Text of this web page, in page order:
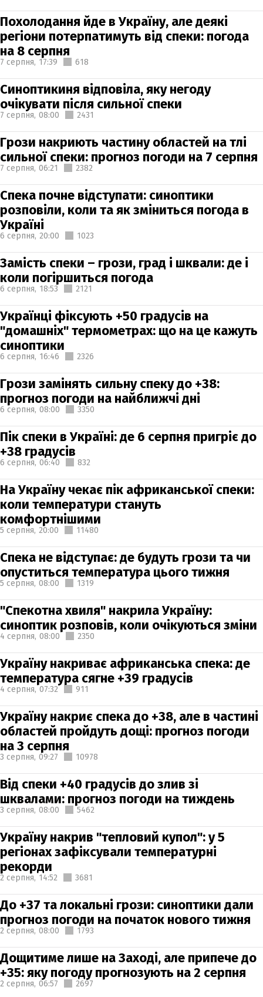
Похолодання йде в Україну, але деякі
регіони потерпатимуть від спеки: погода
на 8 серпня
7 серпня, 17:39 618
Синоптикиня відповіла, яку негоду
очікувати після сильної спеки
7 серпня, 08:00 2431
Грози накриють частину областей на тлі
сильної спеки: прогноз погоди на 7 серпня
7 серпня, 06:21 2382
Спека почне відступати: синоптики
розповіли, коли та як зміниться погода в
Україні
6 серпня, 20:00 1023
Замість спеки – грози, град і шквали: де і
коли погіршиться погода
6 серпня, 18:53 2121
Українці фіксують +50 градусів на
"домашніх" термометрах: що на це кажуть
синоптики
6 серпня, 16:46 2326
Грози замінять сильну спеку до +38:
прогноз погоди на найближчі дні
6 серпня, 08:00 3350
Пік спеки в Україні: де 6 серпня пригріє до
+38 градусів
6 серпня, 06:40 832
На Україну чекає пік африканської спеки:
коли температури стануть
комфортнішими
5 серпня, 20:00 11480
Спека не відступає: де будуть грози та чи
опуститься температура цього тижня
5 серпня, 08:00 1319
"Спекотна хвиля" накрила Україну:
синоптик розповів, коли очікуються зміни
4 серпня, 08:00 2350
Україну накриває африканська спека: де
температура сягне +39 градусів
4 серпня, 07:32 911
Україну накриє спека до +38, але в частині
областей пройдуть дощі: прогноз погоди
на 3 серпня
3 серпня, 09:27 10978
Від спеки +40 градусів до злив зі
шквалами: прогноз погоди на тиждень
3 серпня, 08:00 5462
Україну накрив "тепловий купол": у 5
регіонах зафіксували температурні
рекорди
2 серпня, 14:52 3681
До +37 та локальні грози: синоптики дали
прогноз погоди на початок нового тижня
2 серпня, 08:00 1793
Дощитиме лише на Заході, але припече до
+35: яку погоду прогнозують на 2 серпня
2 серпня, 06:57 2697